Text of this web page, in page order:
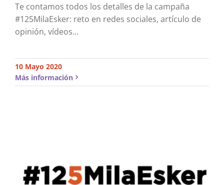
Te contamos todos los detalles de la campaña
#125MilaEsker: reto en redes sociales, artículo de
opinión, vídeos...
10 Mayo 2020
Más información